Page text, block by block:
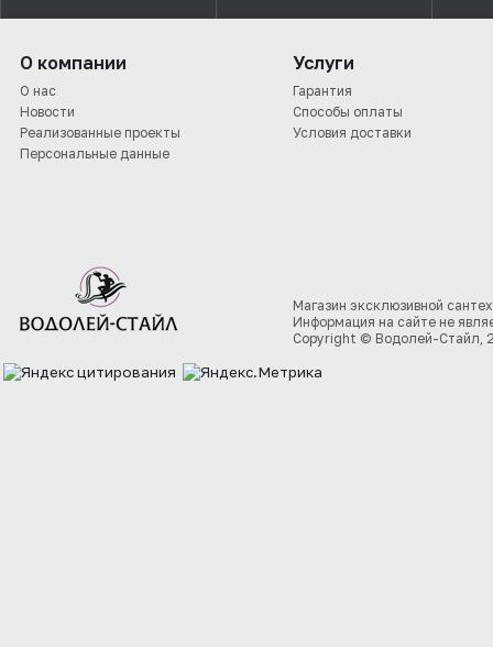
О компании
О нас
Новости
Реализованные проекты
Персональные данные
Услуги
Гарантия
Способы оплаты
Условия доставки
Магазин эксклюзивной
Информация на сайте не
Copyright © Водолей-Стайл,